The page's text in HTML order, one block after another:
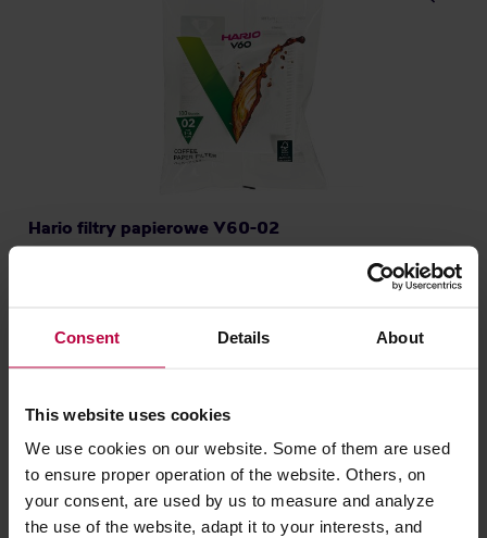
Consent Details About
This website uses cookies
We use cookies on our website. Some of them are used
to ensure proper operation of the website. Others, on
your consent, are used by us to measure and analyze
the use of the website, adapt it to your interests, and
Hario filtry papierowe V60-02
39,00 zł